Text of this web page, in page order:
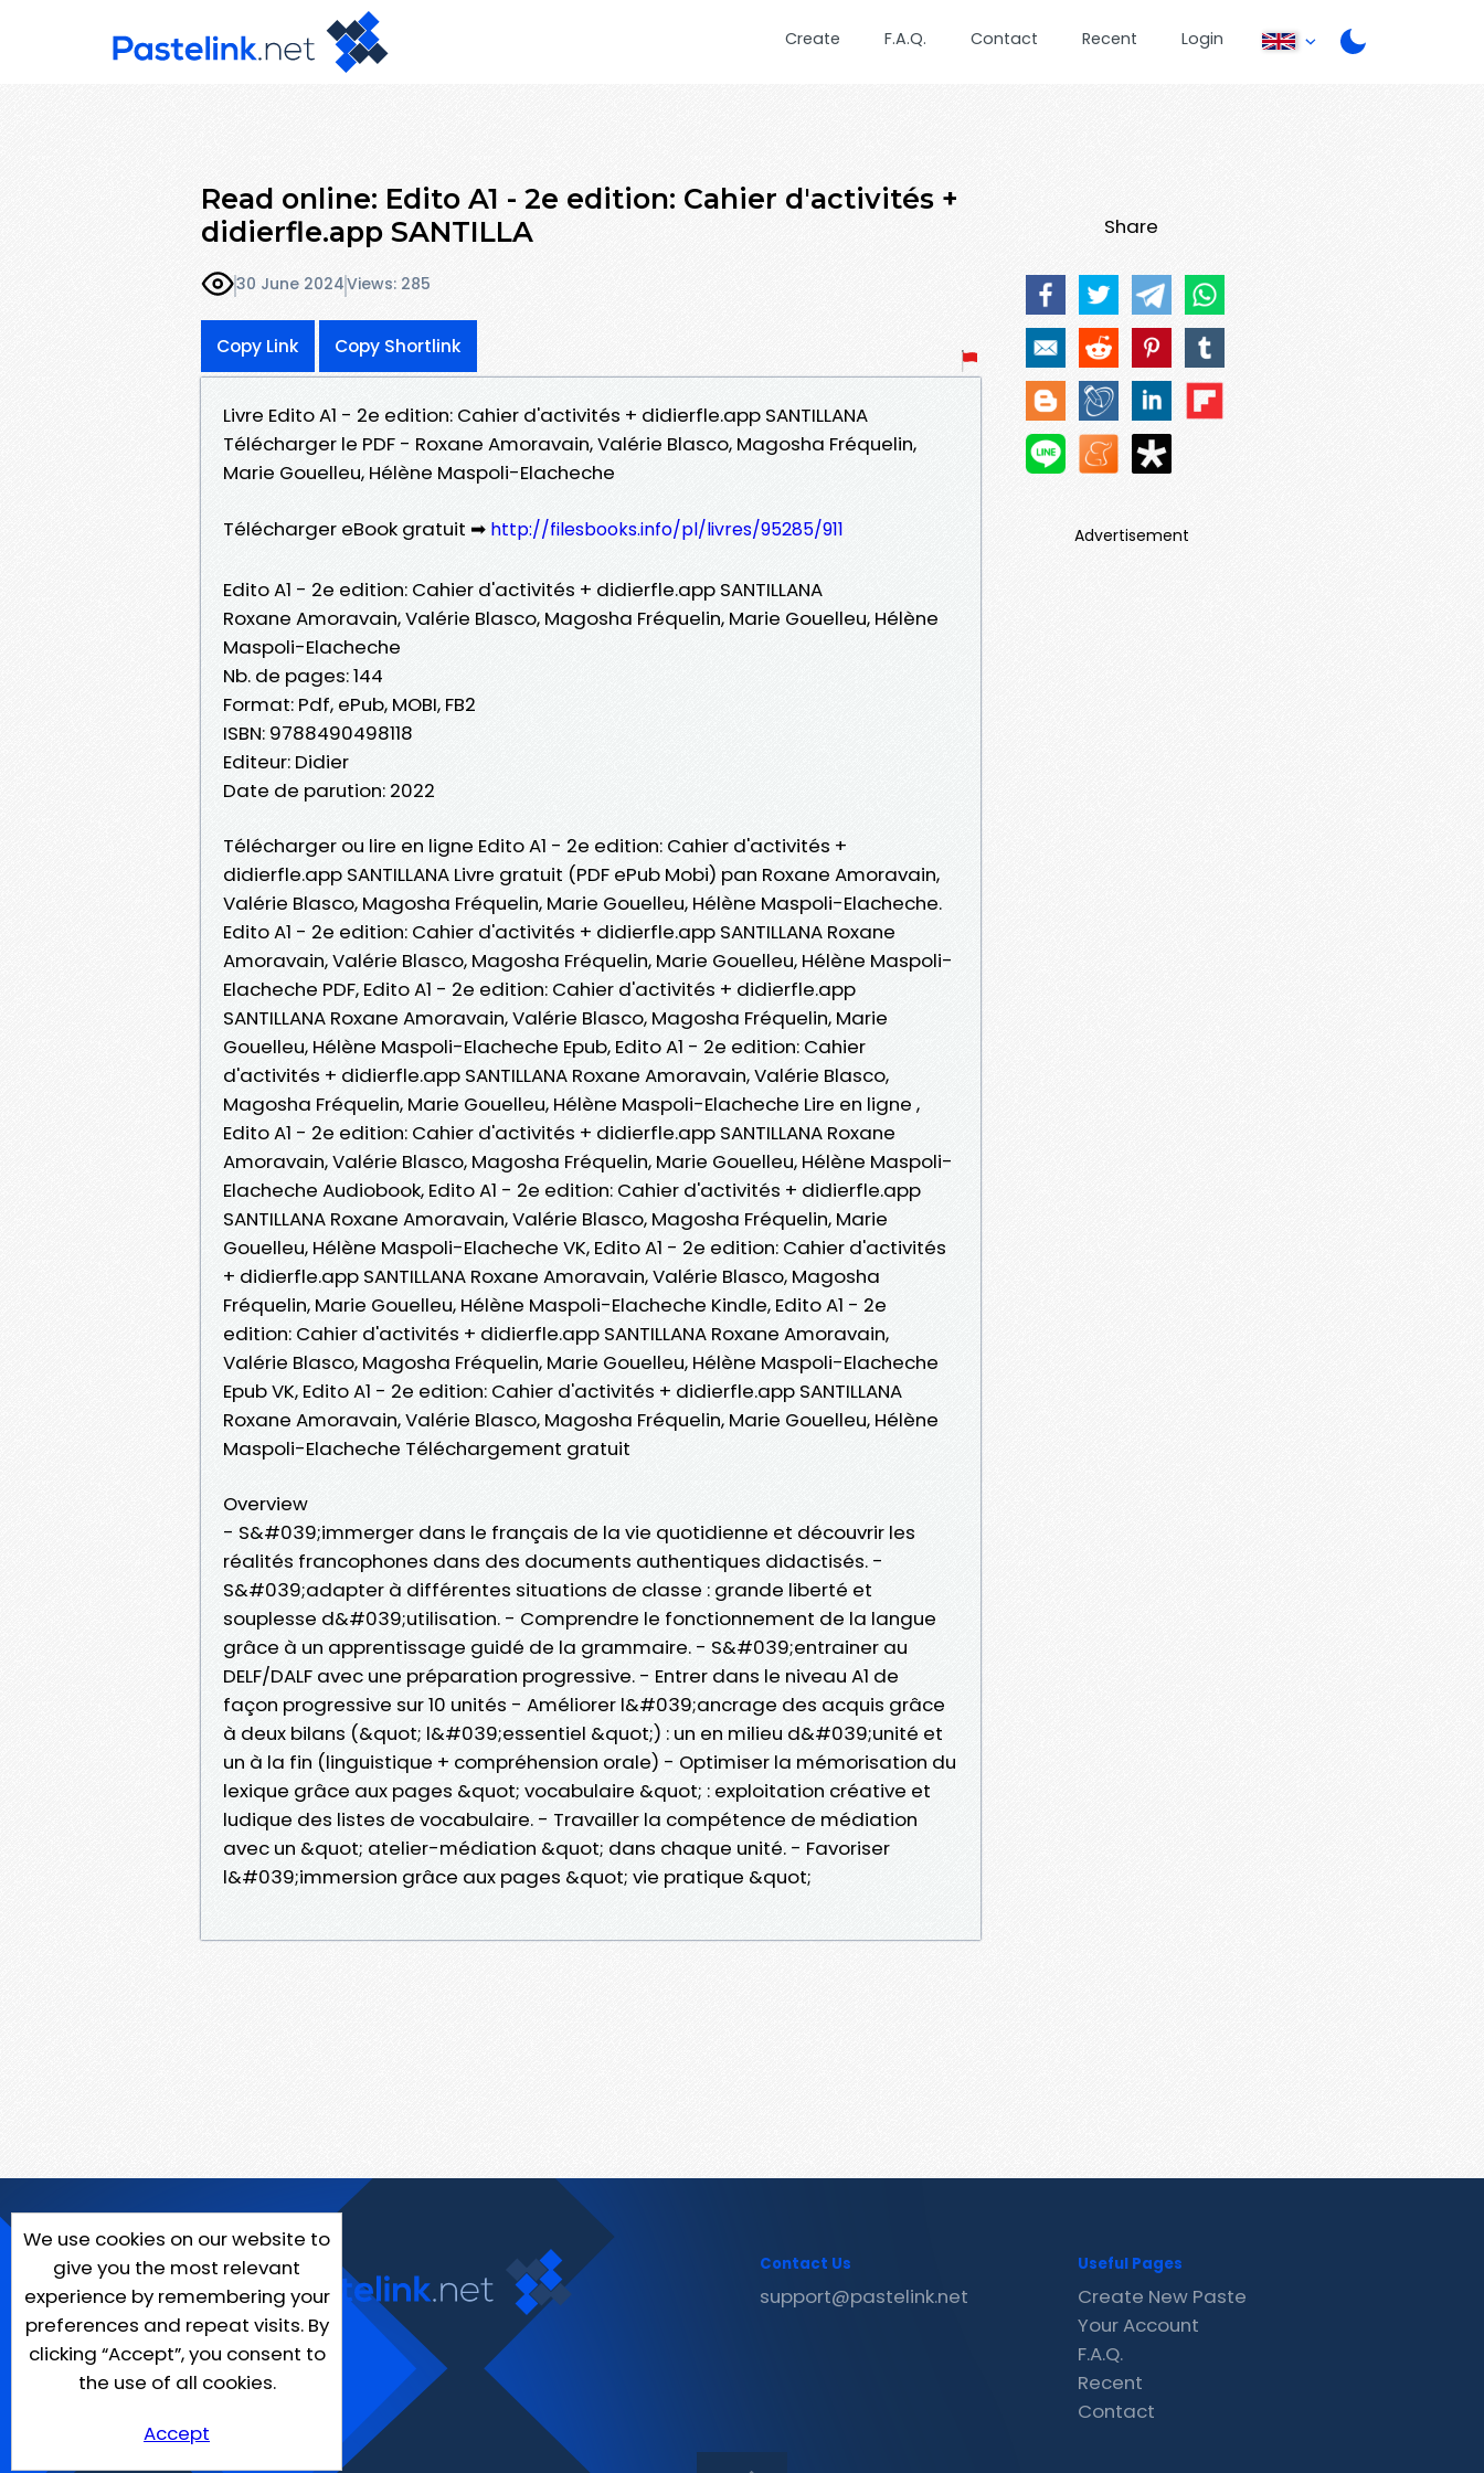
Create F.A.Q. Contact Recent Login
Read online: Edito A1 - 2e edition: Cahier d'activités +
didierfle.app SANTILLA
30 June 2024Views: 285
Copy Link Copy Shortlink
Livre Edito A1 - 2e edition: Cahier d'activités + didierfle.app SANTILLANA
Télécharger le PDF - Roxane Amoravain, Valérie Blasco, Magosha Fréquelin,
Marie Gouelleu, Hélène Maspoli-Elacheche
Télécharger eBook gratuit ➡ http://filesbooks.info/pl/livres/95285/911
Edito A1 - 2e edition: Cahier d'activités + didierfle.app SANTILLANA
Roxane Amoravain, Valérie Blasco, Magosha Fréquelin, Marie Gouelleu, Hélène
Maspoli-Elacheche
Nb. de pages: 144
Format: Pdf, ePub, MOBI, FB2
ISBN: 9788490498118
Editeur: Didier
Date de parution: 2022
Télécharger ou lire en ligne Edito A1 - 2e edition: Cahier d'activités +
didierfle.app SANTILLANA Livre gratuit (PDF ePub Mobi) pan Roxane Amoravain,
Valérie Blasco, Magosha Fréquelin, Marie Gouelleu, Hélène Maspoli-Elacheche.
Edito A1 - 2e edition: Cahier d'activités + didierfle.app SANTILLANA Roxane
Amoravain, Valérie Blasco, Magosha Fréquelin, Marie Gouelleu, Hélène Maspoli-
Elacheche PDF, Edito A1 - 2e edition: Cahier d'activités + didierfle.app
SANTILLANA Roxane Amoravain, Valérie Blasco, Magosha Fréquelin, Marie
Gouelleu, Hélène Maspoli-Elacheche Epub, Edito A1 - 2e edition: Cahier
d'activités + didierfle.app SANTILLANA Roxane Amoravain, Valérie Blasco,
Magosha Fréquelin, Marie Gouelleu, Hélène Maspoli-Elacheche Lire en ligne ,
Edito A1 - 2e edition: Cahier d'activités + didierfle.app SANTILLANA Roxane
Amoravain, Valérie Blasco, Magosha Fréquelin, Marie Gouelleu, Hélène Maspoli-
Elacheche Audiobook, Edito A1 - 2e edition: Cahier d'activités + didierfle.app
SANTILLANA Roxane Amoravain, Valérie Blasco, Magosha Fréquelin, Marie
Gouelleu, Hélène Maspoli-Elacheche VK, Edito A1 - 2e edition: Cahier d'activités
+ didierfle.app SANTILLANA Roxane Amoravain, Valérie Blasco, Magosha
Fréquelin, Marie Gouelleu, Hélène Maspoli-Elacheche Kindle, Edito A1 - 2e
edition: Cahier d'activités + didierfle.app SANTILLANA Roxane Amoravain,
Valérie Blasco, Magosha Fréquelin, Marie Gouelleu, Hélène Maspoli-Elacheche
Epub VK, Edito A1 - 2e edition: Cahier d'activités + didierfle.app SANTILLANA
Roxane Amoravain, Valérie Blasco, Magosha Fréquelin, Marie Gouelleu, Hélène
Maspoli-Elacheche Téléchargement gratuit
Overview
- S&#039;immerger dans le français de la vie quotidienne et découvrir les
réalités francophones dans des documents authentiques didactisés. -
S&#039;adapter à différentes situations de classe : grande liberté et
souplesse d&#039;utilisation. - Comprendre le fonctionnement de la langue
grâce à un apprentissage guidé de la grammaire. - S&#039;entrainer au
DELF/DALF avec une préparation progressive. - Entrer dans le niveau A1 de
façon progressive sur 10 unités - Améliorer l&#039;ancrage des acquis grâce
à deux bilans (&quot; l&#039;essentiel &quot;) : un en milieu d&#039;unité et
un à la fin (linguistique + compréhension orale) - Optimiser la mémorisation du
lexique grâce aux pages &quot; vocabulaire &quot; : exploitation créative et
ludique des listes de vocabulaire. - Travailler la compétence de médiation
avec un &quot; atelier-médiation &quot; dans chaque unité. - Favoriser
l&#039;immersion grâce aux pages &quot; vie pratique &quot;
Share
Advertisement
We use cookies on our website to
give you the most relevant
experience by remembering your
preferences and repeat visits. By
clicking “Accept”, you consent to
the use of all cookies.
Accept
Contact Us
support@pastelink.net
Useful Pages
Create New Paste
Your Account
F.A.Q.
Recent
Contact